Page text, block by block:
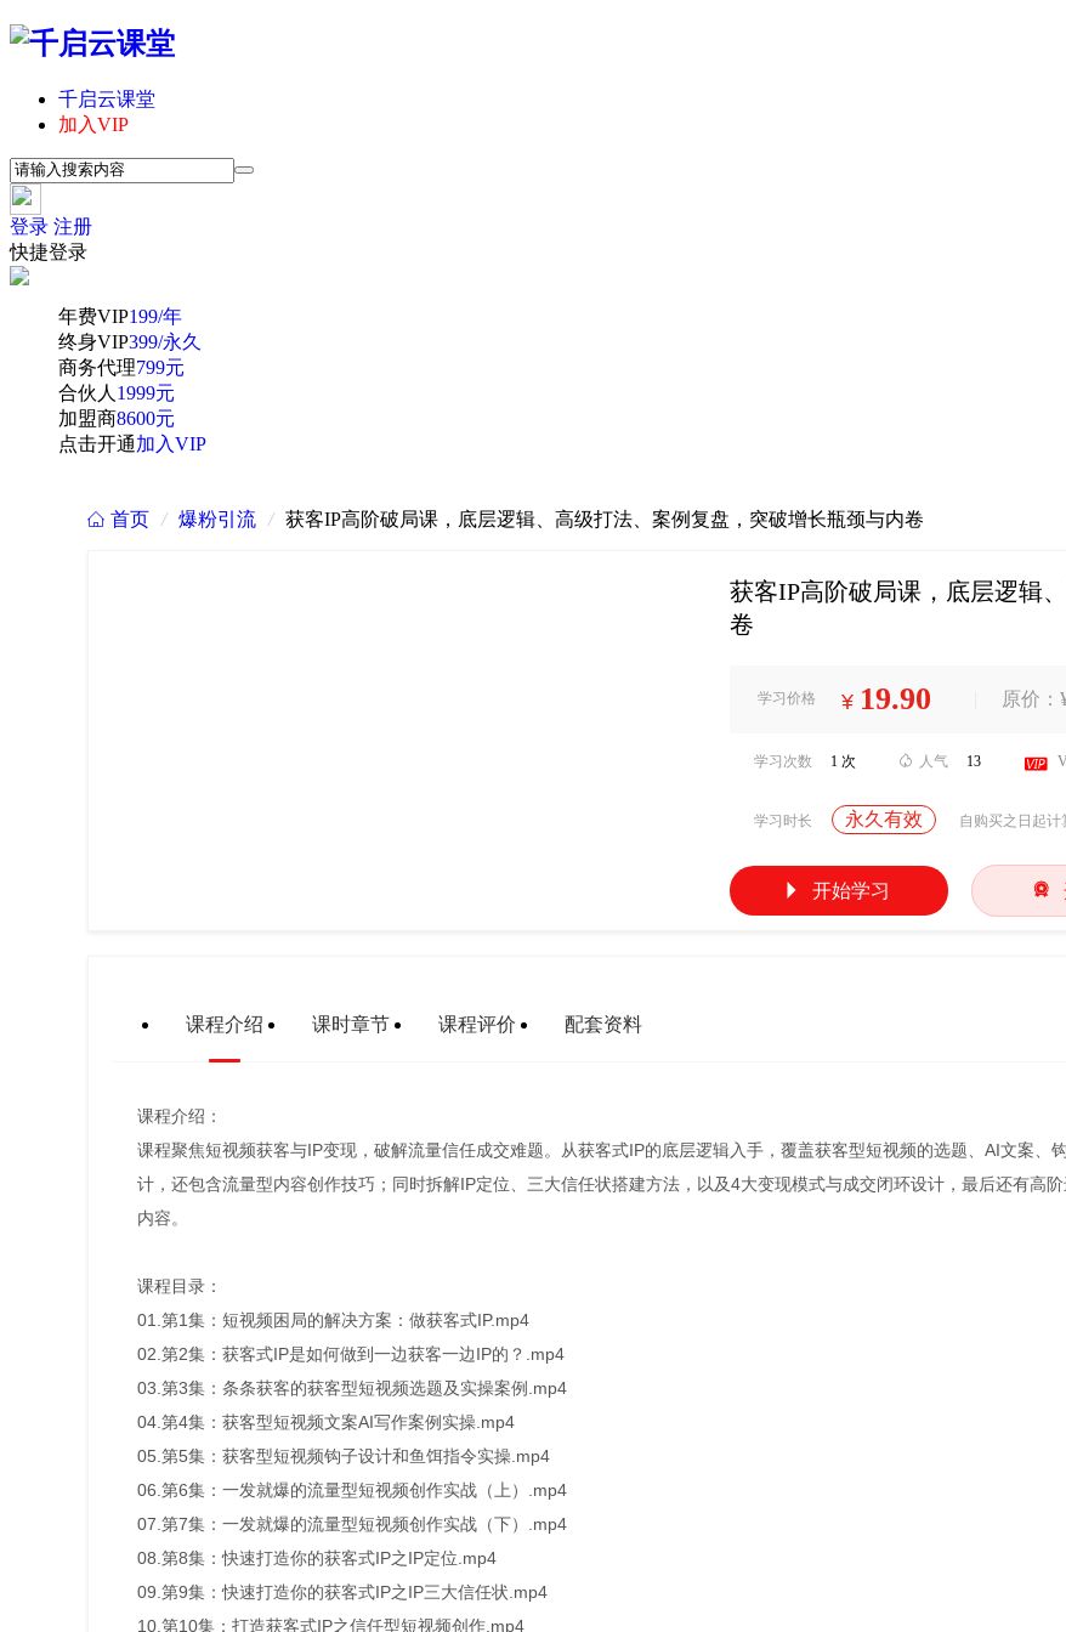
千启云课堂
加入VIP
登录 注册
快捷登录
年费VIP199/年
终身VIP399/永久
商务代理799元
合伙人 1999元
加盟商8600元
点击开通加入VIP
 首页 / 爆粉引流 / 获客IP高阶破局课，底层逻辑、高级打法、案例复盘，突破增长瓶颈与内卷
获客IP高阶破局课，底层逻辑
卷
学习价格 ¥ 19.90 原价：
学习次数 1 次  人气 13 
学习时长 永久有效 自购买之日起计
 开始学习 
课程介绍 课时章节 课程评价 配套资料
课程介绍：
课程聚焦短视频获客与IP变现，破解流量信任成交难题。从获客式IP的底层逻辑入手，覆盖获客型短视频的选题、AI文案、
计，还包含流量型内容创作技巧；同时拆解IP定位、三大信任状搭建方法，以及4大变现模式与成交闭环设计，最后还有高
内容。
课程目录：
01.第1集：短视频困局的解决方案：做获客式IP.mp4
02.第2集：获客式IP是如何做到一边获客一边IP的？.mp4
03.第3集：条条获客的获客型短视频选题及实操案例.mp4
04.第4集：获客型短视频文案AI写作案例实操.mp4
05.第5集：获客型短视频钩子设计和鱼饵指令实操.mp4
06.第6集：一发就爆的流量型短视频创作实战（上）.mp4
07.第7集：一发就爆的流量型短视频创作实战（下）.mp4
08.第8集：快速打造你的获客式IP之IP定位.mp4
09.第9集：快速打造你的获客式IP之IP三大信任状.mp4
10.第10集：打造获客式IP之信任型短视频创作.mp4